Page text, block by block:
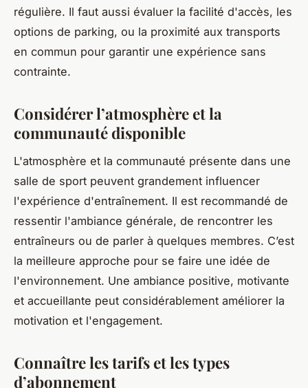
régulière. Il faut aussi évaluer la facilité d'accès, les
options de parking, ou la proximité aux transports
en commun pour garantir une expérience sans
contrainte.
Considérer l’atmosphère et la
communauté disponible
L'atmosphère et la communauté présente dans une
salle de sport peuvent grandement influencer
l'expérience d'entraînement. Il est recommandé de
ressentir l'ambiance générale, de rencontrer les
entraîneurs ou de parler à quelques membres. C’est
la meilleure approche pour se faire une idée de
l'environnement. Une ambiance positive, motivante
et accueillante peut considérablement améliorer la
motivation et l'engagement.
Connaître les tarifs et les types
d’abonnement